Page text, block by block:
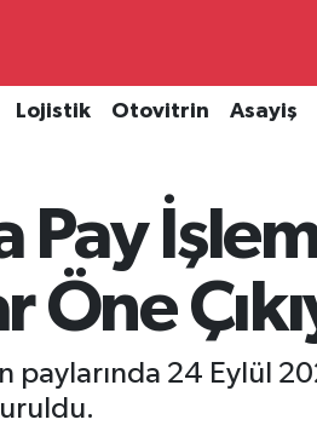
Lojistik Otovitrin Asayiş
Pay
Öne
paylarında 24 Eylül